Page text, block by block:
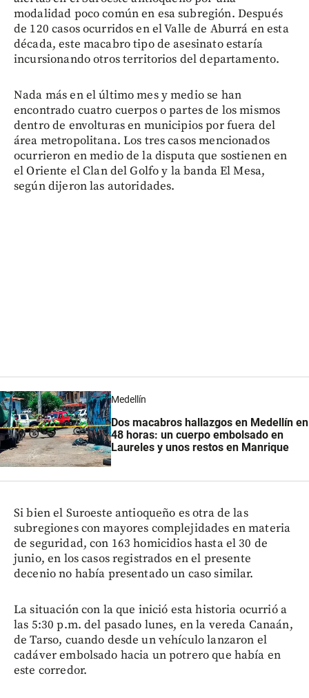
modalidad poco común en esa subregión. Después
de 120 casos ocurridos en el Valle de Aburrá en esta
década, este macabro tipo de asesinato estaría
incursionando otros territorios del departamento.
Nada más en el último mes y medio se han
encontrado cuatro cuerpos o partes de los mismos
dentro de envolturas en municipios por fuera del
área metropolitana. Los tres casos mencionados
ocurrieron en medio de la disputa que sostienen en
el Oriente el Clan del Golfo y la banda El Mesa,
según dijeron las autoridades.
Medellín
Dos macabros hallazgos en Medellín en
48 horas: un cuerpo embolsado en
Laureles y unos restos en Manrique
Si bien el Suroeste antioqueño es otra de las
subregiones con mayores complejidades en materia
de seguridad, con 163 homicidios hasta el 30 de
junio, en los casos registrados en el presente
decenio no había presentado un caso similar.
La situación con la que inició esta historia ocurrió a
las 5:30 p.m. del pasado lunes, en la vereda Canaán,
de Tarso, cuando desde un vehículo lanzaron el
cadáver embolsado hacia un potrero que había en
este corredor.